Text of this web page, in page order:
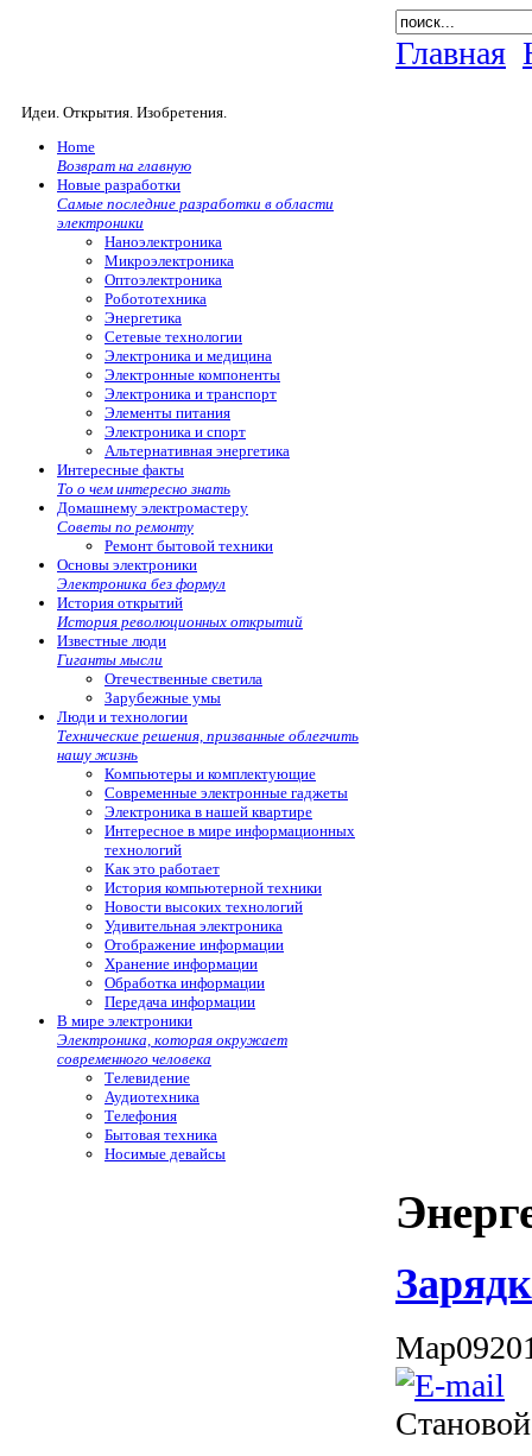
Главная
Идеи. Открытия. Изобретения.
Home
Возврат на главную
Новые разработки
Самые последние разработки в области
электроники
Наноэлектроника
Микроэлектроника
Оптоэлектроника
Робототехника
Энергетика
Сетевые технологии
Электроника и медицина
Электронные компоненты
Электроника и транспорт
Элементы питания
Электроника и спорт
Альтернативная энергетика
Интересные факты
То о чем интересно знать
Домашнему электромастеру
Советы по ремонту
Ремонт бытовой техники
Основы электроники
Электроника без формул
История открытий
История революционных открытий
Известные люди
Гиганты мысли
Отечественные светила
Зарубежные умы
Люди и технологии
Технические решения, призванные облегчить
нашу жизнь
Компьютеры и комплектующие
Современные электронные гаджеты
Электроника в нашей квартире
Интересное в мире информационных
технологий
Как это работает
История компьютерной техники
Новости высоких технологий
Удивительная электроника
Отображение информации
Хранение информации
Обработка информации
Передача информации
В мире электроники
Электроника, которая окружает
современного человека
Телевидение
Аудиотехника
Телефония
Бытовая техника
Носимые девайсы
Мар09